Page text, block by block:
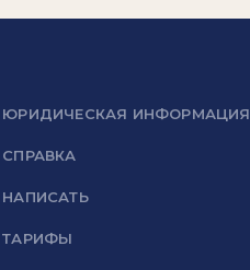
ЮРИДИЧЕСКАЯ ИНФОРМАЦИЯ
СПРАВКА
НАПИСАТЬ
ТАРИФЫ